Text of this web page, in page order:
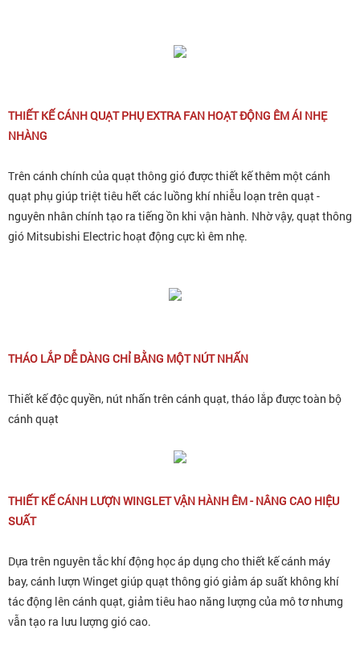
THIẾT KẾ CÁNH QUẠT PHỤ EXTRA FAN HOẠT ĐỘNG ÊM ÁI NHẸ
NHÀNG
Trên cánh chính của quạt thông gió được thiết kế thêm một cánh
quạt phụ giúp triệt tiêu hết các luồng khí nhiễu loạn trên quạt -
nguyên nhân chính tạo ra tiếng ồn khi vận hành. Nhờ vậy, quạt thông
gió Mitsubishi Electric hoạt động cực kì êm nhẹ.
THÁO LẮP DỄ DÀNG CHỈ BẰNG MỘT NÚT NHẤN
Thiết kế độc quyền, nút nhấn trên cánh quạt, tháo lắp được toàn bộ
cánh quạt
THIẾT KẾ CÁNH LƯỢN WINGLET VẬN HÀNH ÊM - NÂNG CAO HIỆU
SUẤT
Dựa trên nguyên tắc khí động học áp dụng cho thiết kế cánh máy
bay, cánh lượn Winget giúp quạt thông gió giảm áp suất không khí
tác động lên cánh quạt, giảm tiêu hao năng lượng của mô tơ nhưng
vẫn tạo ra lưu lượng gió cao.